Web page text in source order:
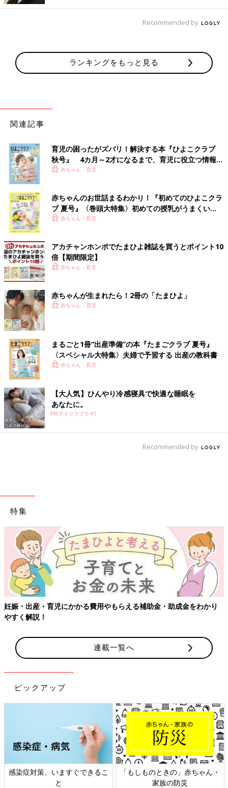
Recommended by
ランキングをもっと見る
関連記事
育児の困ったがズバリ！解決する本『ひよこクラブ
秋号』 4カ月～2才になるまで、育児に役立つ情報が
いっぱい！
赤ちゃん・育児
赤ちゃんのお世話まるわかり！『初めてのひよこクラ
ブ 夏号』〈巻頭大特集〉初めての授乳がうまくい
く！ おっぱい・ミルクの基本と夏のトラブル 解決テ
赤ちゃん・育児
アカチャンホンポでたまひよ雑誌を買うとポイント10
倍【期間限定】
赤ちゃん・育児
赤ちゃんが生まれたら！2冊の「たまひよ」
赤ちゃん・育児
まるごと1冊“出産準備”の本『たまごクラブ 夏号』
〈スペシャル大特集〉夫婦で予習する 出産の教科書
赤ちゃん・育児
【大人気】ひんやり冷感寝具で快適な睡眠を
あなたに。
PR(アイリスプラザ)
Recommended by
特集
妊娠・出産・育児にかかる費用やもらえる補助金・助成金をわかり
やすく解説！
連載一覧へ
ピックアップ
感染症対策、いますぐできるこ
と
「もしものときの」赤ちゃん・
家族の防災